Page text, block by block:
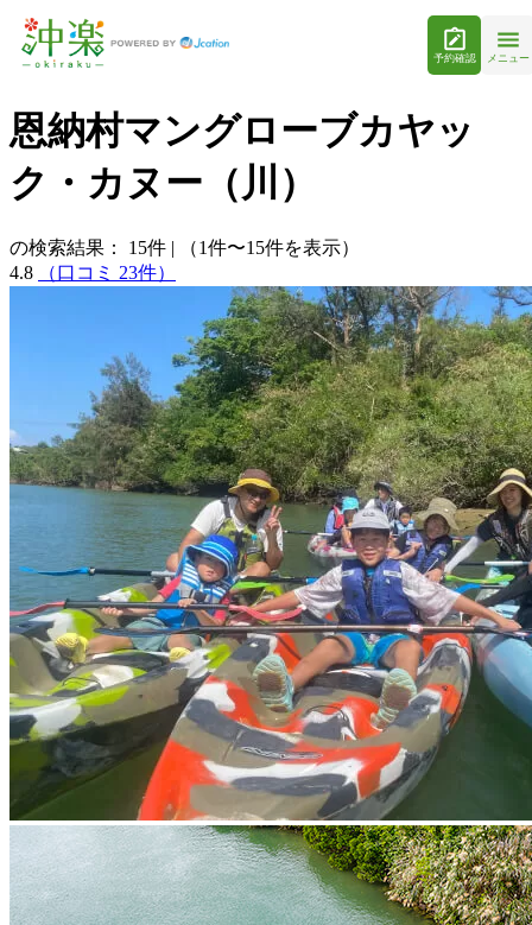
予約確認 メニュー
恩納村マングローブカヤッ
ク・カヌー（川）
の検索結果： 15件 |
（1件〜15件を表示）
4.8
（口コミ 23件）